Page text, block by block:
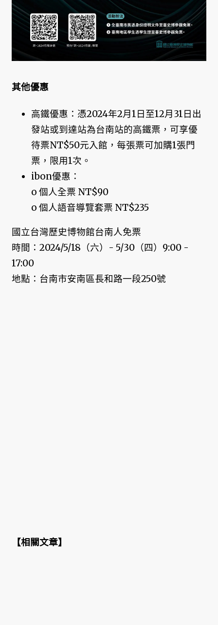
其他優惠
高鐵優惠：憑2024年2月1日至12月31日出
發站或到達站為台南站的高鐵票，可享優
待票NT$50元入館，每張票可加購1張門
票，限用1次。
ibon優惠：
o 個人全票 NT$90
o 個人語音導覽套票 NT$235
國立台灣歷史博物館台南人免票
時間：2024/5/18（六）- 5/30（四）9:00 -
17:00
地點：台南市安南區長和路一段250號
【相關文章】